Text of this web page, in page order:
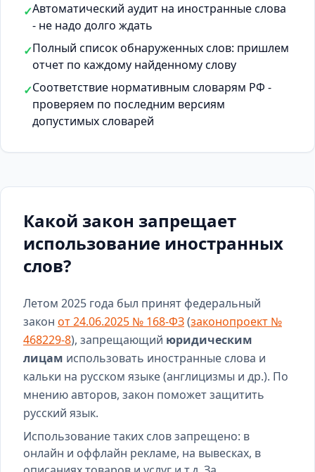
✓Автоматический аудит на иностранные слова
- не надо долго ждать
✓Полный список обнаруженных слов: пришлем
отчет по каждому найденному слову
✓Соответствие нормативным словарям РФ -
проверяем по последним версиям
допустимых словарей
Какой закон запрещает
использование иностранных
слов?
Летом 2025 года был принят федеральный
закон от 24.06.2025 № 168-ФЗ(законопроект №
468229-8), запрещающий юридическим
лицам использовать иностранные слова и
кальки на русском языке (англицизмы и др.). По
мнению авторов, закон поможет защитить
русский язык.
Использование таких слов запрещено: в
онлайн и оффлайн рекламе, на вывесках, в